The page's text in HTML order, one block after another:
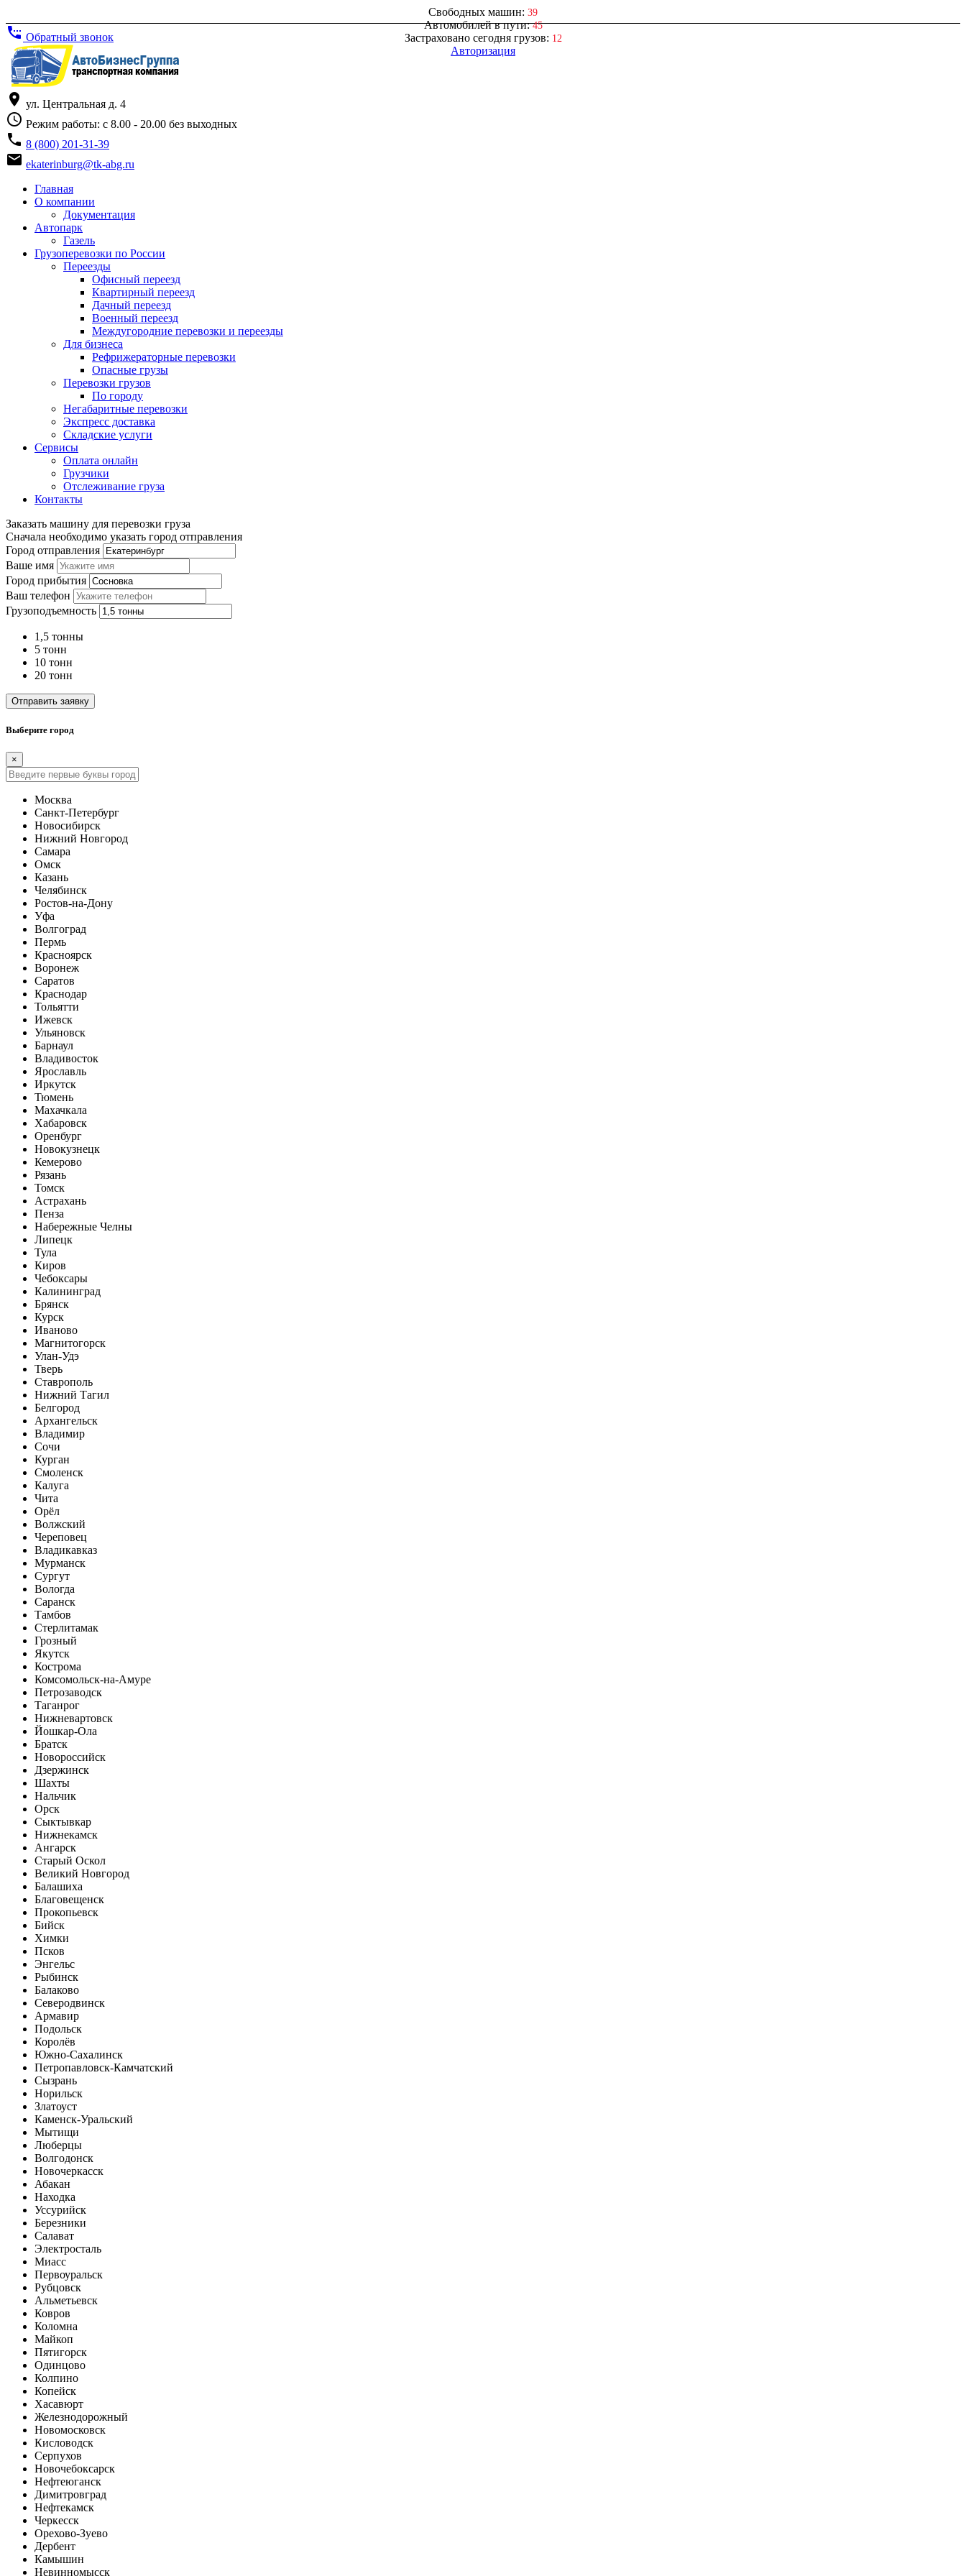
Свободных машин: 39
Автомобилей в пути:45
Застраховано сегодня грузов: 12
Авторизация
settings_phone Обратный звонок
place ул. Центральная д. 4
access_time Режим работы: с 8.00 - 20.00 без выходных
phone 8 (800) 201-31-39
email ekaterinburg@tk-abg.ru
Главная
О компании
Документация
Автопарк
Газель
Грузоперевозки по России
Переезды
Офисный переезд
Квартирный переезд
Дачный переезд
Военный переезд
Междугородние перевозки и переезды
Для бизнеса
Рефрижераторные перевозки
Опасные грузы
Перевозки грузов
По городу
Негабаритные перевозки
Экспресс доставка
Складские услуги
Сервисы
Оплата онлайн
Грузчики
Отслеживание груза
Контакты
Заказать машину для перевозки груза
Сначала необходимо указать город отправления
Город отправления
Ваше имя
Город прибытия
Ваш телефон
Грузоподъемность
1,5 тонны
5 тонн
10 тонн
20 тонн
Отправить заявку
Выберите город
×
Москва
Санкт-Петербург
Новосибирск
Нижний Новгород
Самара
Омск
Казань
Челябинск
Ростов-на-Дону
Уфа
Волгоград
Пермь
Красноярск
Воронеж
Саратов
Краснодар
Тольятти
Ижевск
Ульяновск
Барнаул
Владивосток
Ярославль
Иркутск
Тюмень
Махачкала
Хабаровск
Оренбург
Новокузнецк
Кемерово
Рязань
Томск
Астрахань
Пенза
Набережные Челны
Липецк
Тула
Киров
Чебоксары
Калининград
Брянск
Курск
Иваново
Магнитогорск
Улан-Удэ
Тверь
Ставрополь
Нижний Тагил
Белгород
Архангельск
Владимир
Сочи
Курган
Смоленск
Калуга
Чита
Орёл
Волжский
Череповец
Владикавказ
Мурманск
Сургут
Вологда
Саранск
Тамбов
Стерлитамак
Грозный
Якутск
Кострома
Комсомольск-на-Амуре
Петрозаводск
Таганрог
Нижневартовск
Йошкар-Ола
Братск
Новороссийск
Дзержинск
Шахты
Нальчик
Орск
Сыктывкар
Нижнекамск
Ангарск
Старый Оскол
Великий Новгород
Балашиха
Благовещенск
Прокопьевск
Бийск
Химки
Псков
Энгельс
Рыбинск
Балаково
Северодвинск
Армавир
Подольск
Королёв
Южно-Сахалинск
Петропавловск-Камчатский
Сызрань
Норильск
Златоуст
Каменск-Уральский
Мытищи
Люберцы
Волгодонск
Новочеркасск
Абакан
Находка
Уссурийск
Березники
Салават
Электросталь
Миасс
Первоуральск
Рубцовск
Альметьевск
Ковров
Коломна
Майкоп
Пятигорск
Одинцово
Колпино
Копейск
Хасавюрт
Железнодорожный
Новомосковск
Кисловодск
Серпухов
Новочебоксарск
Нефтеюганск
Димитровград
Нефтекамск
Черкесск
Орехово-Зуево
Дербент
Камышин
Невинномысск